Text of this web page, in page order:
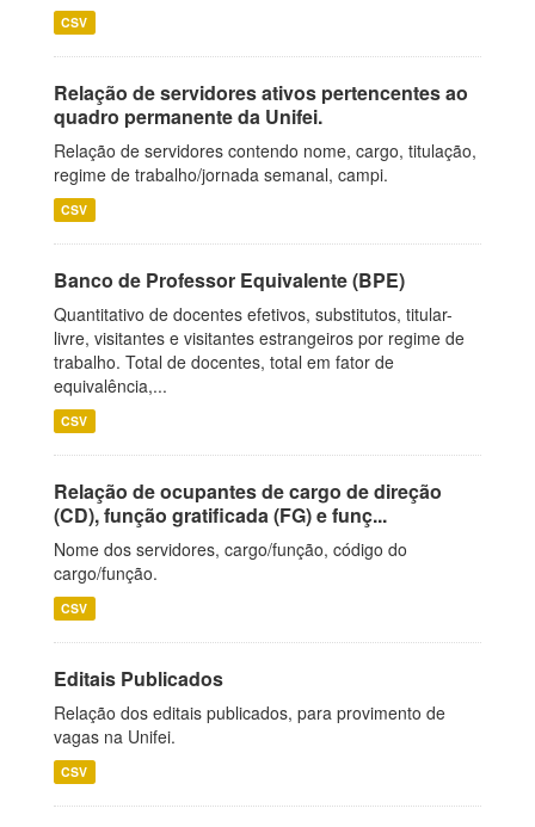
CSV
Relação de servidores ativos pertencentes ao
quadro permanente da Unifei.
Relação de servidores contendo nome, cargo, titulação,
regime de trabalho/jornada semanal, campi.
CSV
Banco de Professor Equivalente (BPE)
Quantitativo de docentes efetivos, substitutos, titular-
livre, visitantes e visitantes estrangeiros por regime de
trabalho. Total de docentes, total em fator de
equivalência,...
CSV
Relação de ocupantes de cargo de direção
(CD), função gratificada (FG) e funç...
Nome dos servidores, cargo/função, código do
cargo/função.
CSV
Editais Publicados
Relação dos editais publicados, para provimento de
vagas na Unifei.
CSV